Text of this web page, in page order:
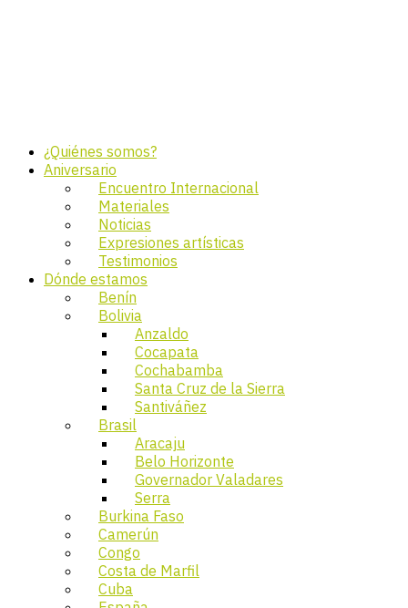
¿Quiénes somos?
Aniversario
Encuentro Internacional
Materiales
Noticias
Expresiones artísticas
Testimonios
Dónde estamos
Benín
Bolivia
Anzaldo
Cocapata
Cochabamba
Santa Cruz de la Sierra
Santiváñez
Brasil
Aracaju
Belo Horizonte
Governador Valadares
Serra
Burkina Faso
Camerún
Congo
Costa de Marfil
Cuba